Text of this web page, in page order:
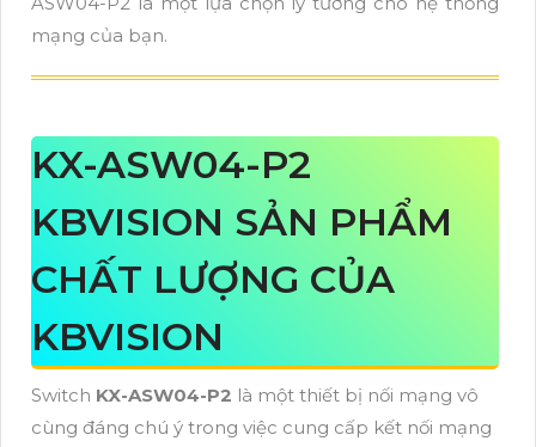
mạng của bạn.
KX-ASW04-P2
KBVISION SẢN PHẨM
CHẤT LƯỢNG CỦA
KBVISION
Switch KX-ASW04-P2 là một thiết bị nối mạng vô
cùng đáng chú ý trong việc cung cấp kết nối mạng